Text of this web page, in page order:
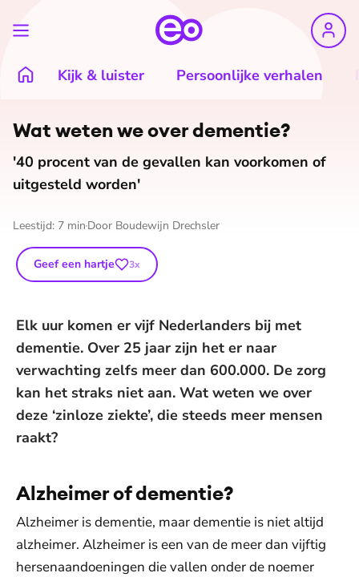
Kijk & luister Persoonlijke verhalen
©iSTOCK
Wat weten we over dementie?
'40 procent van de gevallen kan voorkomen of
uitgesteld worden'
Leestijd: 7 min Door Boudewijn Drechsler
Geef een hartje 3x
Elk uur komen er vijf Nederlanders bij met
dementie. Over 25 jaar zijn het er naar
verwachting zelfs meer dan 600.000. De zorg
kan het straks niet aan. Wat weten we over
deze ‘zinloze ziekte’, die steeds meer mensen
raakt?
Alzheimer of dementie?
Alzheimer is dementie, maar dementie is niet altijd
alzheimer. Alzheimer is een van de meer dan vijftig
hersenaandoeningen die vallen onder de noemer